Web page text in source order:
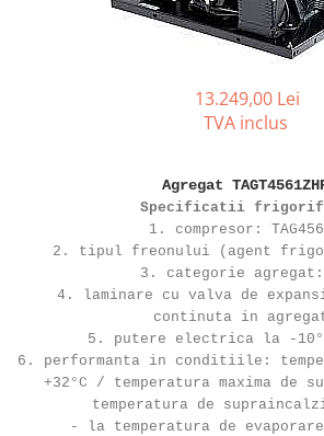
REZISTENTE DIGIVRARE
REZISTENTE SILICONICE
Ventilatoare turbina
VENTILATOARE AXIALE
Compresoare Cubigel R134a
Compresoare Cubigel R404a
VAPORIZATOARE LU-VE
13.249,00 Lei
TVA inclus
Agregat
Specificatii
1. compresor:
2. tipul freonului (agent
3. categorie agregat:
4. laminare cu valva de
continuta in
5. putere electrica la -
6. performanta in conditiile:
+32°C / temperatura maxima de
temperatura de
- la temperatura de evaporare: